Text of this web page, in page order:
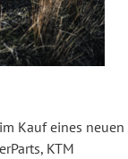
Kauf eines neuen
KTM